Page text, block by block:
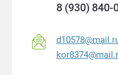
8 (930) 840-